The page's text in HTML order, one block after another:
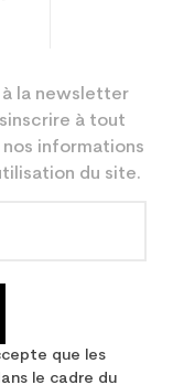
la newsletter
à tout
informations
du site.
que les
le cadre du